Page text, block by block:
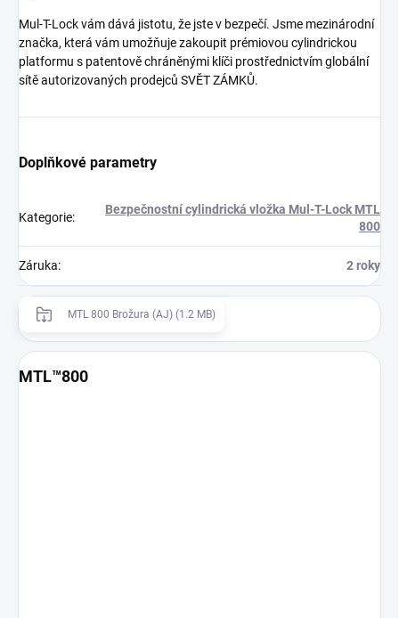
Mul-T-Lock vám dává jistotu, že jste v bezpečí. Jsme mezinárodní
značka, která vám umožňuje zakoupit prémiovou cylindrickou
platformu s patentově chráněnými klíči prostřednictvím globální
sítě autorizovaných prodejců SVĚT ZÁMKŮ.
Doplňkové parametry
Kategorie:
Bezpečnostní cylindrická vložka Mul-T-Lock MTL
800
Záruka: 2 roky
MTL 800 Brožura (AJ) (1.2 MB)
MTL™800